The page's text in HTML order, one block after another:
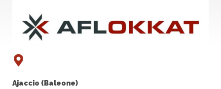
Ajaccio (Baleone)